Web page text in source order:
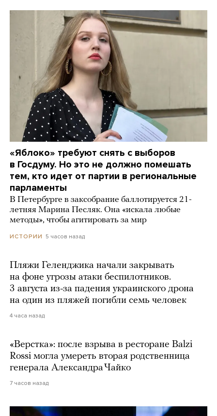
«Яблоко» требуют снять с выборов
в Госдуму. Но это не должно помешать
тем, кто идет от партии в региональные
парламенты
В Петербурге в заксобрание баллотируется 21-
летняя Марина Песляк. Она «искала любые
методы», чтобы агитировать за мир
ИСТОРИИ 5 часов назад
Пляжи Геленджика начали закрывать
на фоне угрозы атаки беспилотников.
3 августа из-за падения украинского дрона
на один из пляжей погибли семь человек
4 часа назад
«Верстка»: после взрыва в ресторане Balzi
Rossi могла умереть вторая родственница
генерала Александра Чайко
7 часов назад